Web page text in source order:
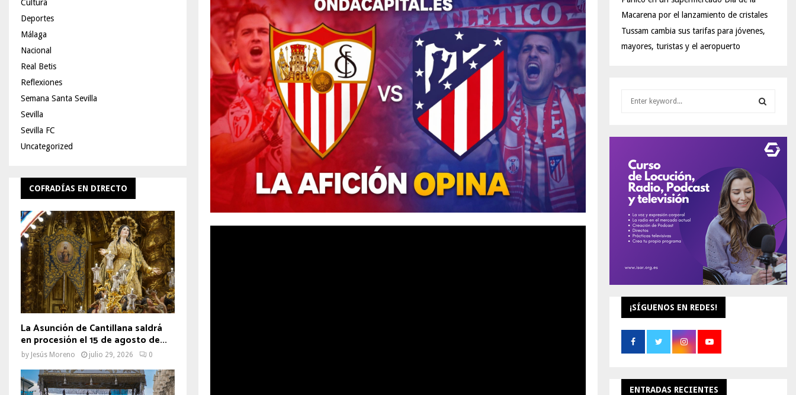
Cultura
Deportes
Málaga
Nacional
Real Betis
Reflexiones
Semana Santa Sevilla
Sevilla
Sevilla FC
Uncategorized
COFRADÍAS EN DIRECTO
La Asunción de Cantillana saldrá
en procesión el 15 de agosto de...
by Jesús Moreno julio 29, 2026 0
Macarena por el lanzamiento de cristales
Tussam cambia sus tarifas para jóvenes,
mayores, turistas y el aeropuerto
C
H
¡SÍGUENOS EN REDES!
ENTRADAS RECIENTES